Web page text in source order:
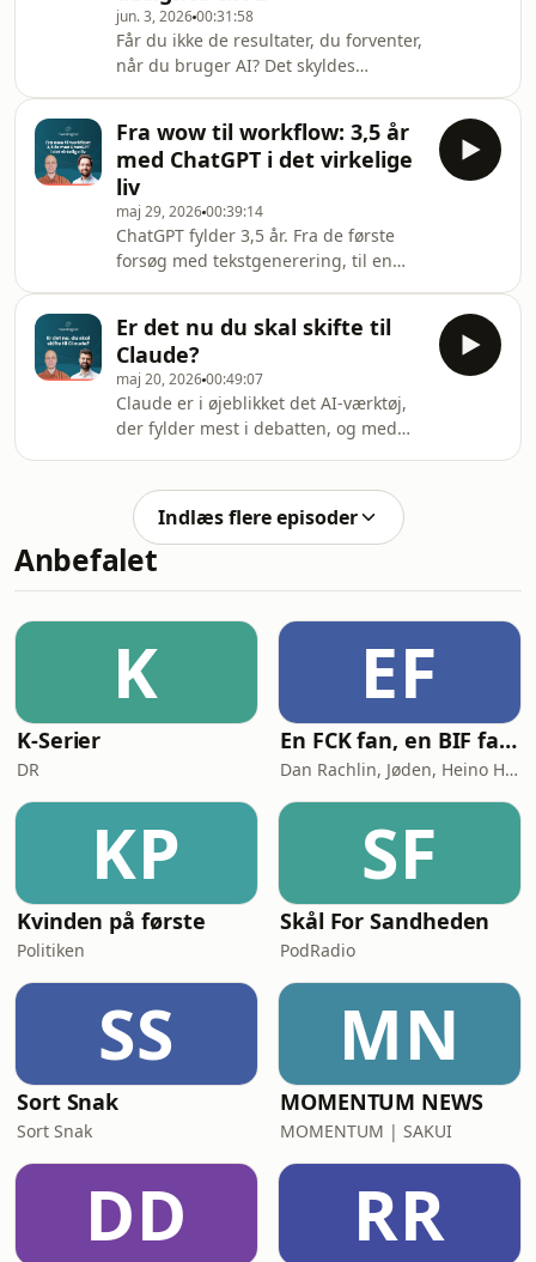
overordnet ”orchestrator” fordeler og
koordinerer systemet opgaverne,
mens subagenter som Hemingway,
Scout, Brandon
jun. 3, 202600:31:58
Får du ikke de resultater, du forventer,
når du bruger AI? Det skyldes
som den struktur, den har at arbejde
med, og de fleste dokumenter,
templates og hjemmesider er
simpelthen bygget til mennesker, ikke
til maskiner.Flettede celler i Excel, en
fed overskrift i Word og et logo gemt
som PNG i headeren. Det ser fint ud
for menneske
Fra wow til workflow: 3,5 år
med ChatGPT i det virkelige
liv
maj 29, 202600:39:14
ChatGPT fylder 3,5 år. Fra de første
forsøg med tekstgenerering, til en
timevis uden menneskelig input.
Udviklingen er gået hurtigere, end de
fleste har fulgt med til.I episoden
kommer vi blandt andet ind på:Hvad
ChatGPT kunne, da det ramte verden i
november 2022Hvordan Frederik på
30 dage byggede en hel e-commerce
virksomhed med én
Er det nu du skal skifte til
Claude?
maj 20, 202600:49:07
Claude er i øjeblikket det AI-værktøj,
der fylder mest i debatten, og med
gennemgår Mads og Jacob, hvad det
faktisk er, Claude kan, og hvorfor det
har taget så meget fart. Fra research-
funktionen der besøger700
automatiserer din e-mail og dine
daglige workflows, til Claude Code der
lader dig bygge
Indlæs flere episoder
Anbefalet
K
K-Serier
DR
EF
En FCK fan, en BIF fan og en AGF fan går ind på en bar
Dan Rachlin, Jøden, Heino Hansen
KP
Kvinden på første
Politiken
SF
Skål For Sandheden
PodRadio
SS
Sort Snak
Sort Snak
MN
MOMENTUM NEWS
MOMENTUM | SAKUI
DD RR